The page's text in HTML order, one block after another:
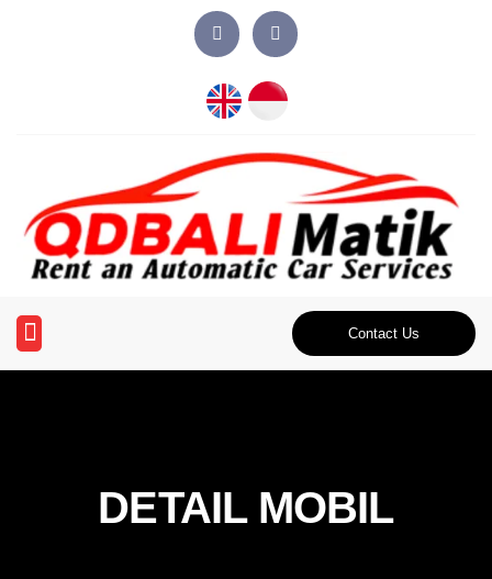
Contact Us
DETAIL MOBIL